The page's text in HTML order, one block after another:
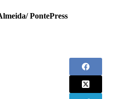
PontePress